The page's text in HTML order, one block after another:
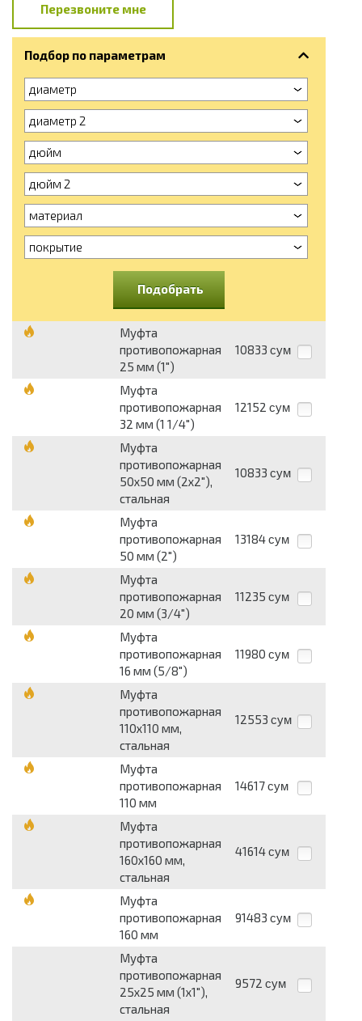
Перезвоните мне
Подбор по параметрам
диаметр
диаметр 2
дюйм
дюйм 2
материал
покрытие
Подобрать
Муфта
противопожарная
25 мм (1")
10833 сум
Муфта
противопожарная
32 мм (1 1/4")
12152 сум
Муфта
противопожарная
50х50 мм (2х2"),
стальная
10833 сум
Муфта
противопожарная
50 мм (2")
13184 сум
Муфта
противопожарная
20 мм (3/4")
11235 сум
Муфта
противопожарная
16 мм (5/8")
11980 сум
Муфта
противопожарная
110х110 мм,
стальная
12553 сум
Муфта
противопожарная
110 мм
14617 сум
Муфта
противопожарная
160х160 мм,
стальная
41614 сум
Муфта
противопожарная
160 мм
91483 сум
Муфта
противопожарная
25х25 мм (1х1"),
стальная
9572 сум